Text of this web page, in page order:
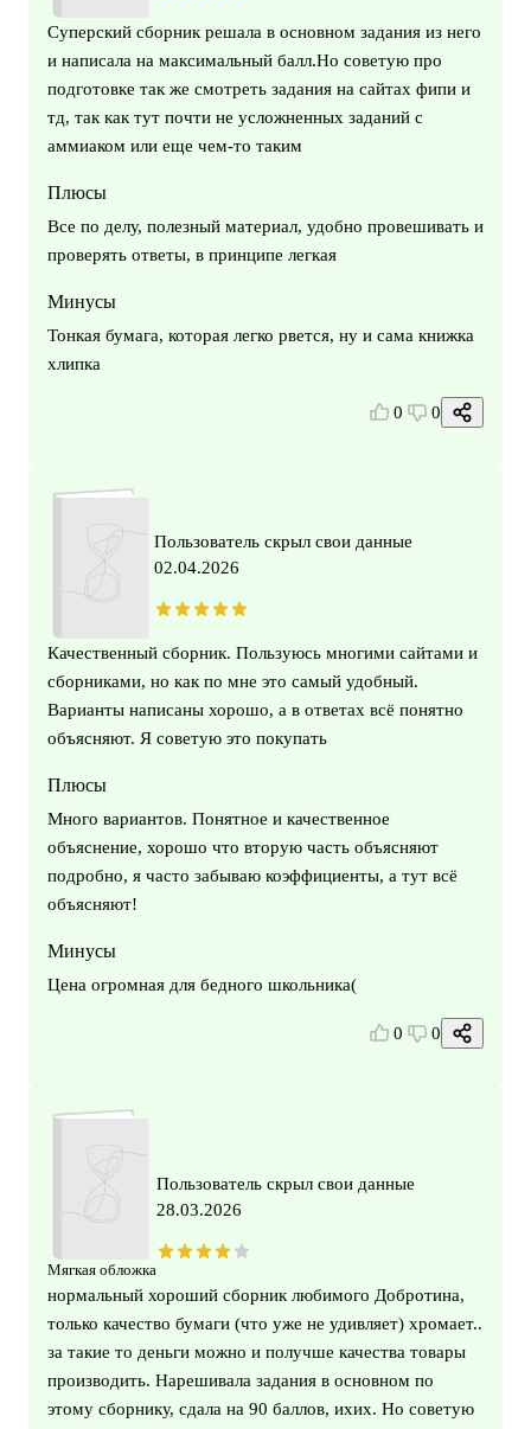
Суперский сборник решала в основном задания из него
и написала на максимальный балл.Но советую про
подготовке так же смотреть задания на сайтах фипи и
тд, так как тут почти не усложненных заданий с
аммиаком или еще чем-то таким
Плюсы
Все по делу, полезный материал, удобно провешивать и
проверять ответы, в принципе легкая
Минусы
Тонкая бумага, которая легко рвется, ну и сама книжка
хлипка
0 0
Пользователь скрыл свои данные
02.04.2026
Качественный сборник. Пользуюсь многими сайтами и
сборниками, но как по мне это самый удобный.
Варианты написаны хорошо, а в ответах всё понятно
объясняют. Я советую это покупать
Плюсы
Много вариантов. Понятное и качественное
объяснение, хорошо что вторую часть объясняют
подробно, я часто забываю коэффициенты, а тут всё
объясняют!
Минусы
Цена огромная для бедного школьника(
0 0
Мягкая обложка
Пользователь скрыл свои данные
28.03.2026
нормальный хороший сборник любимого Добротина,
только качество бумаги (что уже не удивляет) хромает..
за такие то деньги можно и получше качества товары
производить. Нарешивала задания в основном по
этому сборнику, сдала на 90 баллов, ихих. Но советую